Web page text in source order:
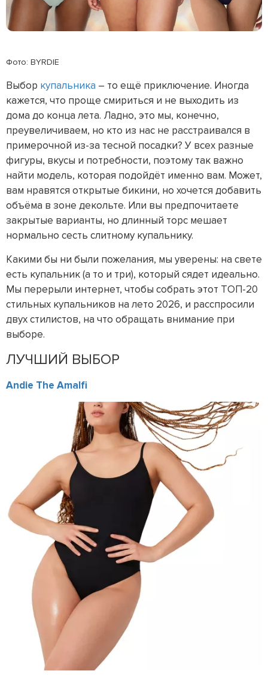
Фото: BYRDIE
Выбор купальника – то ещё приключение. Иногда
кажется, что проще смириться и не выходить из
дома до конца лета. Ладно, это мы, конечно,
преувеличиваем, но кто из нас не расстраивался в
примерочной из-за тесной посадки? У всех разные
фигуры, вкусы и потребности, поэтому так важно
найти модель, которая подойдёт именно вам. Может,
вам нравятся открытые бикини, но хочется добавить
объёма в зоне декольте. Или вы предпочитаете
закрытые варианты, но длинный торс мешает
нормально сесть слитному купальнику.
Какими бы ни были пожелания, мы уверены: на свете
есть купальник (а то и три), который сядет идеально.
Мы перерыли интернет, чтобы собрать этот ТОП-20
стильных купальников на лето 2026, и расспросили
двух стилистов, на что обращать внимание при
выборе.
ЛУЧШИЙ ВЫБОР
Andie The Amalfi